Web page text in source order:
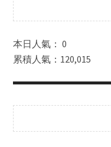
本日人氣： 0
累積人氣：120,015